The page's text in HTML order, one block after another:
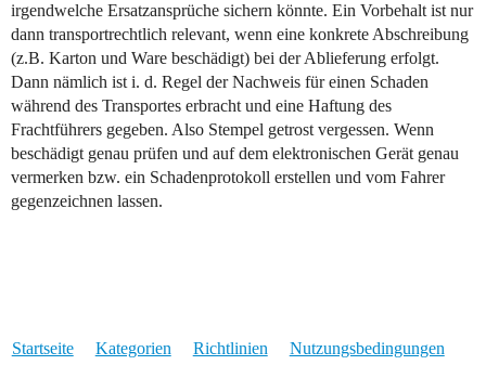
irgendwelche Ersatzansprüche sichern könnte. Ein Vorbehalt ist nur
dann transportrechtlich relevant, wenn eine konkrete Abschreibung
(z.B. Karton und Ware beschädigt) bei der Ablieferung erfolgt.
Dann nämlich ist i. d. Regel der Nachweis für einen Schaden
während des Transportes erbracht und eine Haftung des
Frachtführers gegeben. Also Stempel getrost vergessen. Wenn
beschädigt genau prüfen und auf dem elektronischen Gerät genau
vermerken bzw. ein Schadenprotokoll erstellen und vom Fahrer
gegenzeichnen lassen.
Startseite Kategorien Richtlinien Nutzungsbedingungen